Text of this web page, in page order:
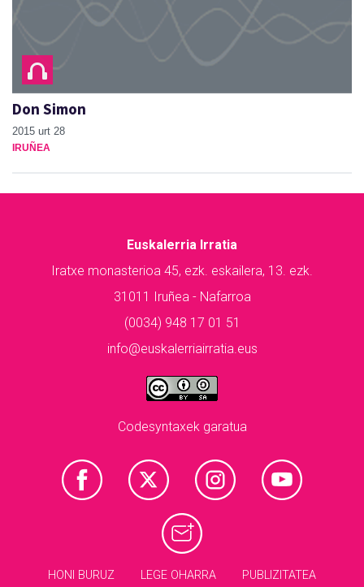
Don Simon
2015 urt 28
IRUÑEA
Euskalerria Irratia
Iratxe monasterioa 45, ezk. eskailera, 13. ezk.
31011 Iruñea - Nafarroa
(0034) 948 17 01 51
info@euskalerriairratia.eus
Codesyntaxek garatua
HONI BURUZ LEGE OHARRA PUBLIZITATEA